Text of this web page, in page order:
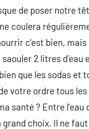
de poser notre
coulera
c’est bien,
2 litres
que les sodas et
votre ordre tous
santé ? Entre l’eau
choix. Il ne